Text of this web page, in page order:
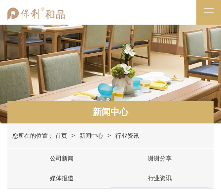
新闻中心
您所在的位置： 首页 > 新闻中心 > 行业资讯
公司新闻 谢谢分享
媒体报道 行业资讯